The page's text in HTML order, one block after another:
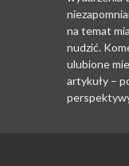
na temat
nudzić.
ulubione
artykuły –